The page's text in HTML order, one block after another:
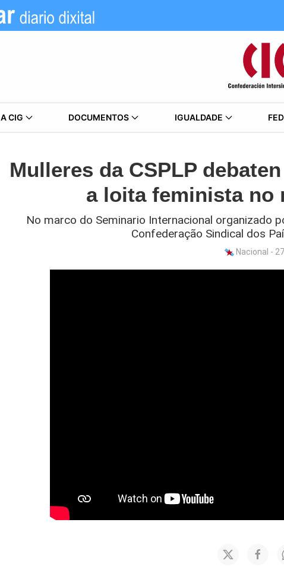
A CIG DOCUMENTOS IGUALDADE
Mulleres da CSPLP
a loita feminista no
No marco do Seminario Internacional organizado
Confederação Sindical dos
Nacional -